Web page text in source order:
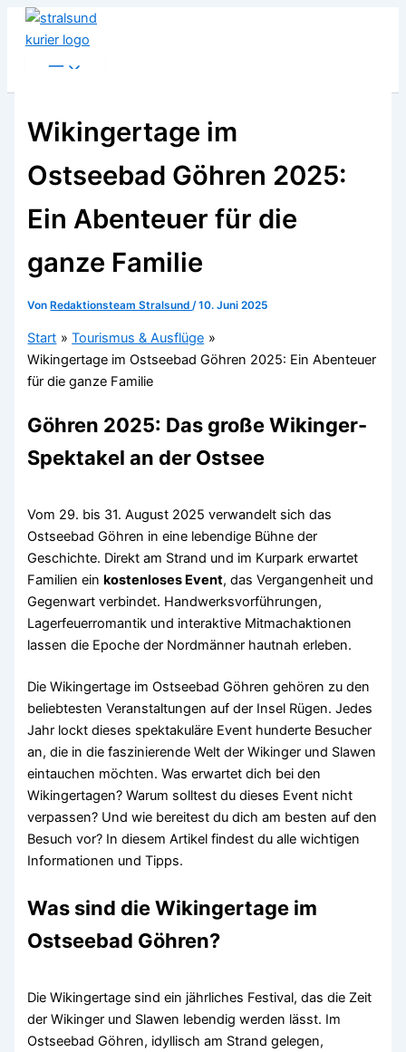
Zum
Inhalt
Wikingertage im
Ostseebad Göhren 2025:
Ein Abenteuer für die
ganze Familie
Von Redaktionsteam Stralsund/10. Juni 2025
Start
Tourismus & Ausflüge
Wikingertage im Ostseebad Göhren 2025: Ein Abenteuer
für die ganze Familie
Göhren 2025: Das große Wikinger-
Spektakel an der Ostsee
Vom 29. bis 31. August 2025 verwandelt sich das
Ostseebad Göhren in eine lebendige Bühne der
Geschichte. Direkt am Strand und im Kurpark erwartet
Familien einkostenloses Event, das Vergangenheit und
Gegenwart verbindet. Handwerksvorführungen,
Lagerfeuerromantik und interaktive Mitmachaktionen
lassen die Epoche der Nordmänner hautnah erleben.
Die Wikingertage im Ostseebad Göhren gehören zu den
beliebtesten Veranstaltungen auf der Insel Rügen. Jedes
Jahr lockt dieses spektakuläre Event hunderte Besucher
an, die in die faszinierende Welt der Wikinger und Slawen
eintauchen möchten. Was erwartet dich bei den
Wikingertagen? Warum solltest du dieses Event nicht
verpassen? Und wie bereitest du dich am besten auf den
Besuch vor? In diesem Artikel findest du alle wichtigen
Informationen und Tipps.
Was sind die Wikingertage im
Ostseebad Göhren?
Die Wikingertage sind ein jährliches Festival, das die Zeit
der Wikinger und Slawen lebendig werden lässt. Im
Ostseebad Göhren, idyllisch am Strand gelegen,